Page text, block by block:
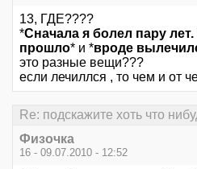
13, ГДЕ????
*Сначала я болел пару
прошло* и *вроде
это разные вещи???
если лечиллся , то чем и от
Re: подскажите хоть что
Физочка
16 - 09.07.2010 - 12:52